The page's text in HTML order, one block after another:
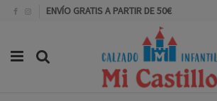
ENVÍO GRATIS A PARTIR DE 50€